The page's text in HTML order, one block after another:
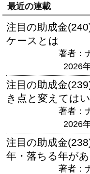
最近の連載
注目の助成金
ケースとは
著者：
2026
注目の助成金
き点と変えては
著者：
2026
注目の助成金
年・落ちる年が
著者：